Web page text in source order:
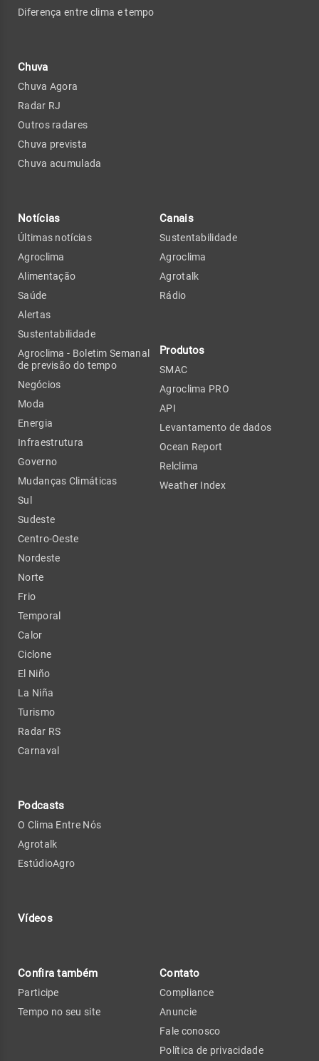
Diferença entre clima e tempo
Chuva
Chuva Agora
Radar RJ
Outros radares
Chuva prevista
Chuva acumulada
Notícias
Últimas notícias
Agroclima
Alimentação
Saúde
Alertas
Sustentabilidade
Agroclima - Boletim Semanal
de previsão do tempo
Negócios
Moda
Energia
Infraestrutura
Governo
Mudanças Climáticas
Sul
Sudeste
Centro-Oeste
Nordeste
Norte
Frio
Temporal
Calor
Ciclone
El Niño
La Niña
Turismo
Radar RS
Carnaval
Podcasts
O Clima Entre Nós
Agrotalk
EstúdioAgro
Vídeos
Canais
Sustentabilidade
Agroclima
Agrotalk
Rádio
Produtos
SMAC
Agroclima PRO
API
Levantamento de dados
Ocean Report
Relclima
Weather Index
Confira também
Participe
Tempo no seu site
Contato
Compliance
Anuncie
Fale conosco
Política de privacidade